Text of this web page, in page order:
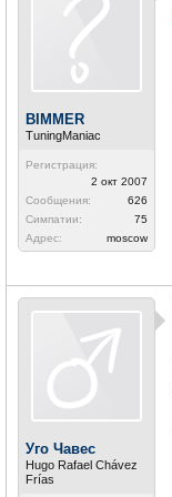
BIMMER
TuningManiac
Регистрация:
2 окт 2007
Сообщения:
626
Симпатии:
75
Адрес:
moscow
Уго Чавес
Hugo Rafael Chávez
Frías